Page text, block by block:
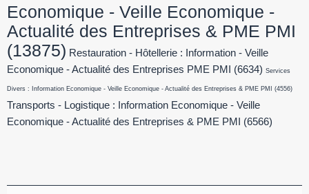
Economique - Veille Economique -
Actualité des Entreprises & PME PMI
(13875) Restauration - Hôtellerie : Information - Veille
Economique - Actualité des Entreprises PME PMI
(6634) Services
Divers : Information Economique - Veille Economique - Actualité des Entreprises & PME PMI (4556)
Transports - Logistique : Information Economique - Veille
Economique - Actualité des Entreprises & PME PMI
(6566)